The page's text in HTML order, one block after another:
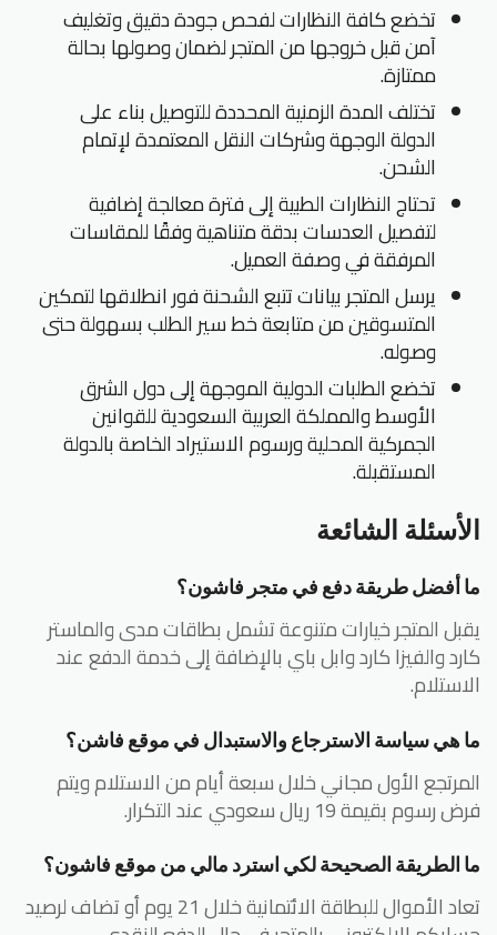
تخضع كافة النظارات لفحص جودة دقيق وتغليف
آمن قبل خروجها من المتجر لضمان وصولها بحالة
ممتازة.
تختلف المدة الزمنية المحددة للتوصيل بناء على
الدولة الوجهة وشركات النقل المعتمدة لإتمام
الشحن.
تحتاج النظارات الطبية إلى فترة معالجة إضافية
لتفصيل العدسات بدقة متناهية وفقًا للمقاسات
المرفقة في وصفة العميل.
يرسل المتجر بيانات تتبع الشحنة فور انطلاقها لتمكين
المتسوقين من متابعة خط سير الطلب بسهولة حتى
وصوله.
تخضع الطلبات الدولية الموجهة إلى دول الشرق
الأوسط والمملكة العربية السعودية للقوانين
الجمركية المحلية ورسوم الاستيراد الخاصة بالدولة
المستقبلة.
الأسئلة الشائعة
ما أفضل طريقة دفع في متجر فاشون؟
يقبل المتجر خيارات متنوعة تشمل بطاقات مدى والماستر
كارد والفيزا كارد وابل باي بالإضافة إلى خدمة الدفع عند
الاستلام.
ما هي سياسة الاسترجاع والاستبدال في موقع فاشن؟
المرتجع الأول مجاني خلال سبعة أيام من الاستلام ويتم
فرض رسوم بقيمة 19 ريال سعودي عند التكرار.
ما الطريقة الصحيحة لكي استرد مالي من موقع فاشون؟
تعاد الأموال للبطاقة الائتمانية خلال 21 يوم أو تضاف لرصيد